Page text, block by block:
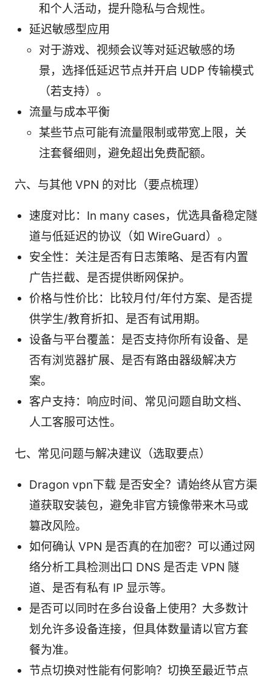
和个人活动，提升隐私与合规性。
延迟敏感型应用
对于游戏、视频会议等对延迟敏感的场
景，选择低延迟节点并开启 UDP 传输模式
（若支持）。
流量与成本平衡
某些节点可能有流量限制或带宽上限，关
注套餐细则，避免超出免费配额。
六、与其他 VPN 的对比（要点梳理）
速度对比：In many cases，优选具备稳定隧
道与低延迟的协议（如 WireGuard）。
安全性：关注是否有日志策略、是否有内置
广告拦截、是否提供断网保护。
价格与性价比：比较月付/年付方案、是否提
供学生/教育折扣、是否有试用期。
设备与平台覆盖：是否支持你所有设备、是
否有浏览器扩展、是否有路由器级解决方
案。
客户支持：响应时间、常见问题自助文档、
人工客服可达性。
七、常见问题与解决建议（选取要点）
Dragon vpn下载 是否安全？请始终从官方渠
道获取安装包，避免非官方镜像带来木马或
篡改风险。
如何确认 VPN 是否真的在加密？可以通过网
络分析工具检测出口 DNS 是否走 VPN 隧
道、是否有私有 IP 显示等。
是否可以同时在多台设备上使用？大多数计
划允许多设备连接，但具体数量请以官方套
餐为准。
节点切换对性能有何影响？切换至最近节点